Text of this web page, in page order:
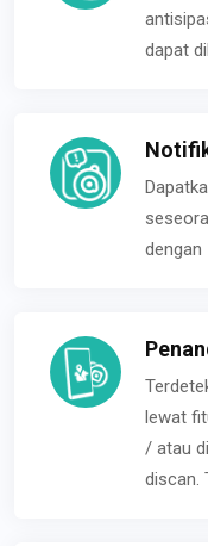
dapat
dengan
lewat
/ atau
discan.